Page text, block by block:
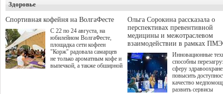
а сам он
Здоровье
Спортивная кофейня на ВолгаФесте
С 22 по 24 августа, на
юбилейном ВолгаФесте,
площадка сети кофеен
"Корж" радовала самарцев
не только ароматным кофе и
выпечкой, а также обширной
Ольга Сорокина рассказала о
перспективах превентивной
медицины и межотраслевом
взаимодействии в рамках
Инновационные
способны
сферу
повысить
качество
развить сервисы